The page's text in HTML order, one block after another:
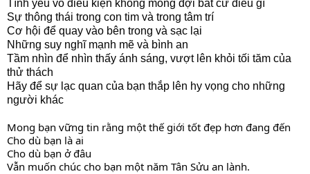
Tình yêu vô điều kiện không mong đợi bất cứ điều gì
Sự thông thái trong con tim và trong tâm trí
Cơ hội để quay vào bên trong và sạc lại
Những suy nghĩ mạnh mẽ và bình an
Tầm nhìn để nhìn thấy ánh sáng, vượt lên khỏi tối tăm của
thử thách
Hãy để sự lạc quan của bạn thắp lên hy vọng cho những
người khác
Mong bạn vững tin rằng một thế giới tốt đẹp hơn đang đến
Cho dù bạn là ai
Cho dù bạn ở đâu
Vẫn muốn chúc cho bạn một năm Tân Sửu an lành.